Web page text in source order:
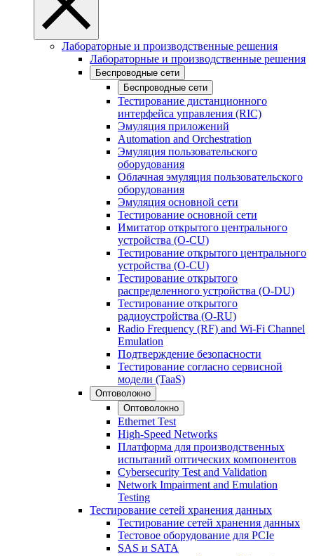
Лабораторные и производственные решения
Лабораторные и производственные решения
Беспроводные сети
Беспроводные сети
Тестирование дистанционного
интерфейса управления (RIC)
Эмуляция приложений
Automation and Orchestration
Эмуляция пользовательского
оборудования
Облачная эмуляция пользовательского
оборудования
Эмуляция основной сети
Тестирование основной сети
Имитатор открытого центрального
устройства (O-CU)
Тестирование открытого центрального
устройства (O-CU)
Тестирование открытого
распределенного устройства (O-DU)
Тестирование открытого
радиоустройства (O-RU)
Radio Frequency (RF) and Wi-Fi Channel
Emulation
Подтверждение безопасности
Тестирование согласно сервисной
модели (TaaS)
Оптоволокно
Оптоволокно
Ethernet Test
High-Speed Networks
Платформа для производственных
испытаний оптических компонентов
Cybersecurity Test and Validation
Network Impairment and Emulation
Testing
Тестирование сетей хранения данных
Тестирование сетей хранения данных
Тестовое оборудование для PCIe
SAS и SATA